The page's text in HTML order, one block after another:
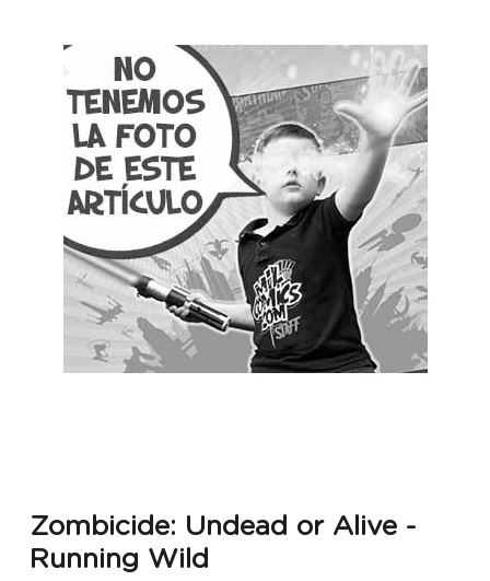
Zombicide: Undead or Alive -
Running Wild